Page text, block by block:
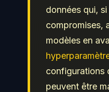
données qui,
compromises,
modèles en
configurations
peuvent être